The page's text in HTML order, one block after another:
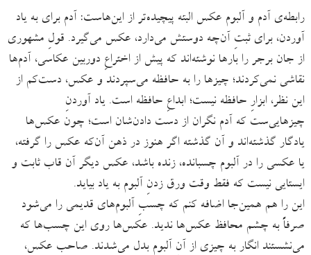
رابطه‌ی آدم و آلبوم عکس البته پیچیده‌تر از این‌هاست: آدم برای به یاد
آوردن، برای ثبتِ آن‌چه دوستش می‌دارد، عکس می‌گیرد. ‌قولِ مشهوری
از جان برجر را بارها نوشته‌اند که پیش از اختراعِ دوربین عکاسی، آدم‌ها
نقاشی نمی‌کردند؛ چیزها را به حافظه می‌سپردند و عکس، دست‌کم از
این نظر، ابزارِ حافظه نیست؛ ابداعِ حافظه است. یاد آوردنِ‌
چیزهایی‌ست که آدم نگران از دست دادن‌شان است؛ چون عکس‌ها
یادگار گذشته‌اند و آن گذشته اگر هنوز در ذهن آن‌که عکس را گرفته،
یا عکسی را در آلبوم چسبانده، زنده باشد، عکس دیگر آن قاب ثابت و
ایستایی نیست که فقط وقت ورق زدنِ آلبوم به یاد بیاید.
این را هم همین‌جا اضافه کنم که چسبِ آلبوم‌های قدیمی را می‌شود
صرفاً به چشم محافظ عکس‌ها ندید. عکس‌ها روی این چسب‌ها که
می‌نشستند انگار به چیزی از آنِ آلبوم بدل می‌شدند. صاحب عکس،